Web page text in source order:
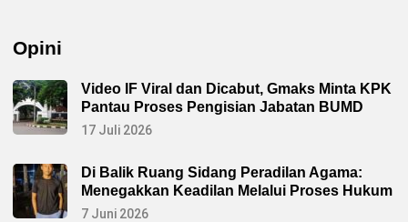
Opini
Video IF Viral dan Dicabut, Gmaks Minta KPK
Pantau Proses Pengisian Jabatan BUMD
17 Juli 2026
Di Balik Ruang Sidang Peradilan Agama:
Menegakkan Keadilan Melalui Proses Hukum
7 Juni 2026